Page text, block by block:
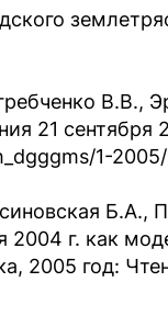
В.В.,
21 сентября
1-
Б.А.,
2004 г. как
2005 год: